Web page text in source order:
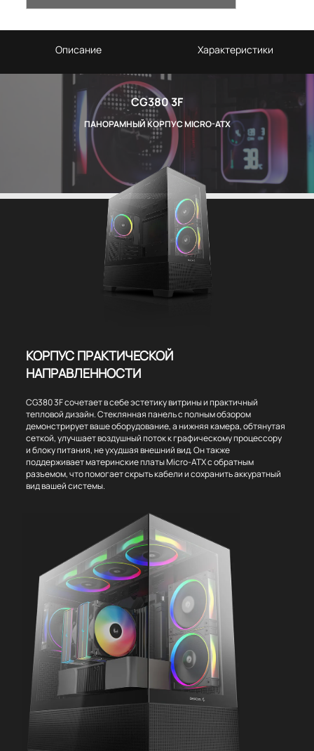
Описание Характеристики
CG380 3F
ПАНОРАМНЫЙ КОРПУС MICRO-ATX
КОРПУС ПРАКТИЧЕСКОЙ
НАПРАВЛЕННОСТИ
CG380 3F сочетает в себе эстетику витрины и практичный
тепловой дизайн. Стеклянная панель с полным обзором
демонстрирует ваше оборудование, а нижняя камера, обтянутая
сеткой, улучшает воздушный поток к графическому процессору
и блоку питания, не ухудшая внешний вид. Он также
поддерживает материнские платы Micro-ATX с обратным
разъемом, что помогает скрыть кабели и сохранить аккуратный
вид вашей системы.